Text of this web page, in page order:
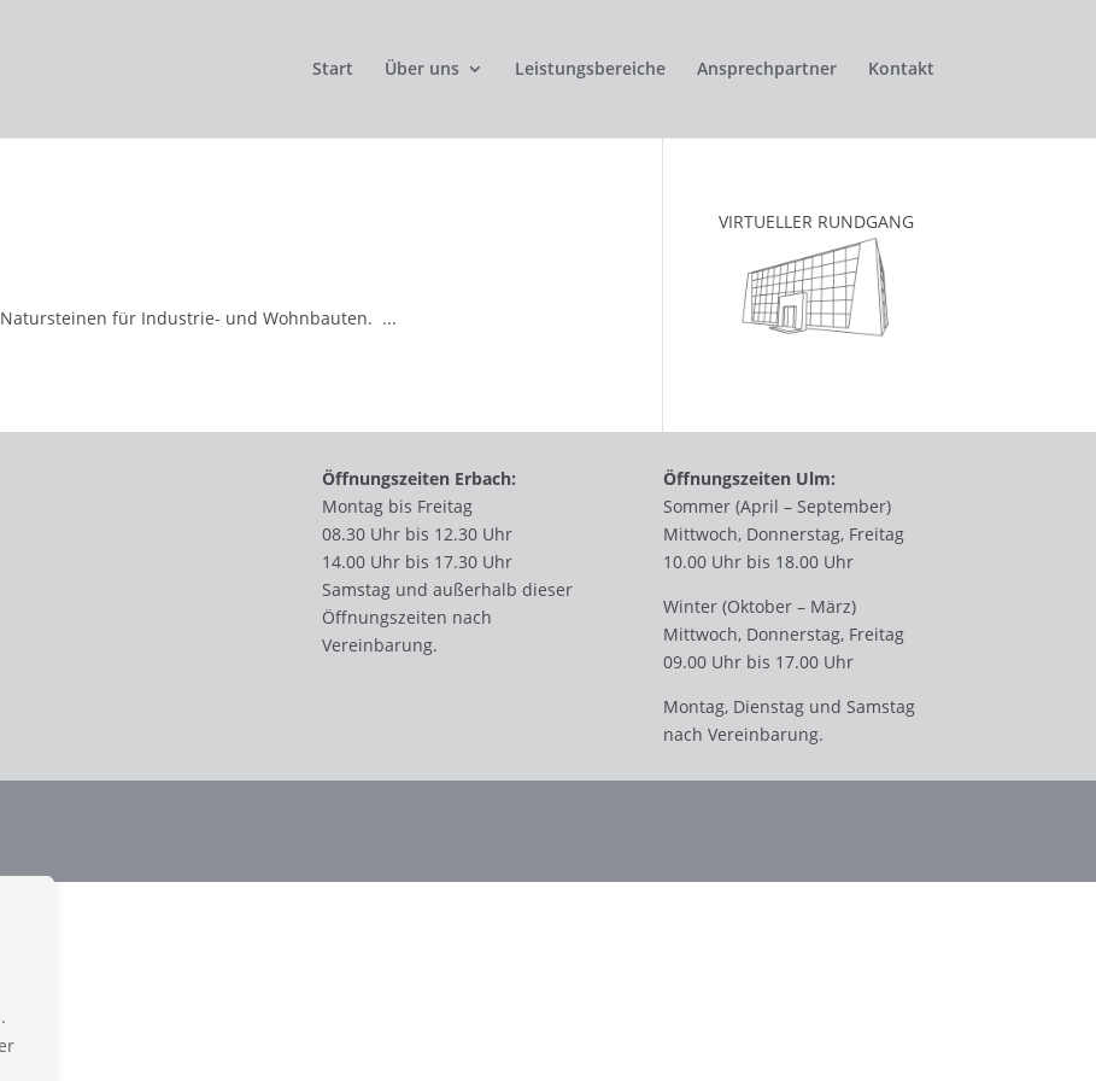
Start Über uns Leistungsbereiche Ansprechpartner Kontakt
für Industrie- und Wohnbauten. ...
VIRTUELLER RUNDGANG
Öffnungszeiten Erbach:
Montag bis Freitag
08.30 Uhr bis 12.30 Uhr
14.00 Uhr bis 17.30 Uhr
Samstag und außerhalb dieser
Öffnungszeiten nach
Vereinbarung.
Öffnungszeiten Ulm:
Sommer (April – September)
Mittwoch, Donnerstag, Freitag
10.00 Uhr bis 18.00 Uhr
Winter (Oktober – März)
Mittwoch, Donnerstag, Freitag
09.00 Uhr bis 17.00 Uhr
Montag, Dienstag und Samstag
nach Vereinbarung.